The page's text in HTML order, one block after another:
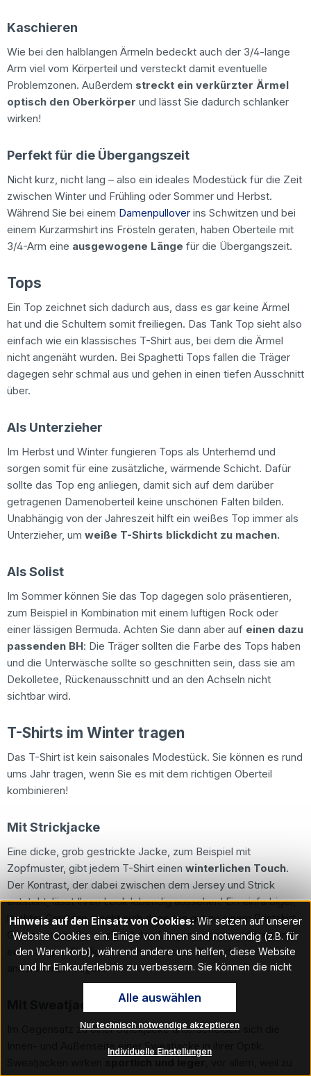
Kaschieren
Wie bei den halblangen Ärmeln bedeckt auch der 3/4-lange
Arm viel vom Körperteil und versteckt damit eventuelle
Problemzonen. Außerdem streckt ein verkürzter Ärmel
optisch den Oberkörper und lässt Sie dadurch schlanker
wirken!
Perfekt für die Übergangszeit
Nicht kurz, nicht lang – also ein ideales Modestück für die Zeit
zwischen Winter und Frühling oder Sommer und Herbst.
Während Sie bei einem Damenpullover ins Schwitzen und bei
einem Kurzarmshirt ins Frösteln geraten, haben Oberteile mit
3/4-Arm eine ausgewogene Länge für die Übergangszeit.
Tops
Ein Top zeichnet sich dadurch aus, dass es gar keine Ärmel
hat und die Schultern somit freiliegen. Das Tank Top sieht also
einfach wie ein klassisches T-Shirt aus, bei dem die Ärmel
nicht angenäht wurden. Bei Spaghetti Tops fallen die Träger
dagegen sehr schmal aus und gehen in einen tiefen Ausschnitt
über.
Als Unterzieher
Im Herbst und Winter fungieren Tops als Unterhemd und
sorgen somit für eine zusätzliche, wärmende Schicht. Dafür
sollte das Top eng anliegen, damit sich auf dem darüber
getragenen Damenoberteil keine unschönen Falten bilden.
Unabhängig von der Jahreszeit hilft ein weißes Top immer als
Unterzieher, um weiße T-Shirts blickdicht zu machen.
Als Solist
Im Sommer können Sie das Top dagegen solo präsentieren,
zum Beispiel in Kombination mit einem luftigen Rock oder
einer lässigen Bermuda. Achten Sie dann aber auf einen dazu
passenden BH: Die Träger sollten die Farbe des Tops haben
und die Unterwäsche sollte so geschnitten sein, dass sie am
Dekolletee, Rückenausschnitt und an den Achseln nicht
sichtbar wird.
T-Shirts im Winter tragen
Das T-Shirt ist kein saisonales Modestück. Sie können es rund
ums Jahr tragen, wenn Sie es mit dem richtigen Oberteil
kombinieren!
Mit Strickjacke
Eine dicke, grob gestrickte Jacke, zum Beispiel mit
Zopfmuster, gibt jedem T-Shirt einen winterlichen Touch.
Der Kontrast, der dabei zwischen dem Jersey und Strick
entsteht, lässt Ihren Look lebendig aussehen! Ein einfarbiger,
leichter Cardigan macht sich dagegen gut zu einem Printshirt.
Gerne können Sie auch mit den Längen experimentieren und
einen langen Cardigan zu einem kurzen Shirt oder
andersherum tragen.
Im Gegensatz zu einer Strickjacke unterscheiden sich die
Innen- und Außenseite einer Sweatjacke in ihrer Optik.
Hinweis auf den Einsatz von Cookies: Wir setzen auf unserer
Website Cookies ein. Einige von ihnen sind notwendig (z.B. für
den Warenkorb), während andere uns helfen, diese Website
und Ihr Einkauferlebnis zu verbessern. Sie können die nicht
notwendigen Cookies mit Klick auf „OK“ akzeptieren oder per
Klick auf "Nur technisch notwendige akzeptieren" ablehnen. Den
Zugang zu den Cookie-Einstellungen finden Sie im Fußbereich
unserer Website im Menüpunkt „Informationen“. Dort können Sie
Hinweis auf Verarbeitung Ihrer auf dieser Webseite erhobenen
Nur technisch notwendige akzeptieren
Individuelle Einstellungen
Alle auswählen